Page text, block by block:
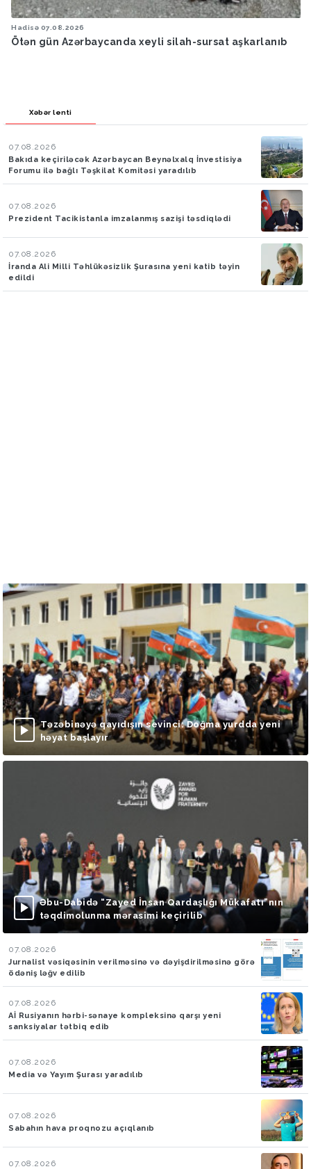
Hadisə 07.08.2026
Ötən gün Azərbaycanda xeyli silah-sursat aşkarlanıb
Xəbər lenti
07.08.2026
Bakıda keçiriləcək Azərbaycan Beynəlxalq İnvestisiya
Forumu ilə bağlı Təşkilat Komitəsi yaradılıb
07.08.2026
Prezident Tacikistanla imzalanmış sazişi təsdiqlədi
07.08.2026
İranda Ali Milli Təhlükəsizlik Şurasına yeni katib təyin
edildi
Təzəbinəyə qayıdışın sevinci: Doğma yurdda yeni
həyat başlayır
Əbu-Dabidə “Zayed İnsan Qardaşlığı Mükafatı”nın
təqdimolunma mərasimi keçirilib
07.08.2026
Jurnalist vəsiqəsinin verilməsinə və dəyişdirilməsinə görə
ödəniş ləğv edilib
07.08.2026
Aİ Rusiyanın hərbi-sənaye kompleksinə qarşı yeni
sanksiyalar tətbiq edib
07.08.2026
Media və Yayım Şurası yaradılıb
07.08.2026
Sabahın hava proqnozu açıqlanıb
07.08.2026